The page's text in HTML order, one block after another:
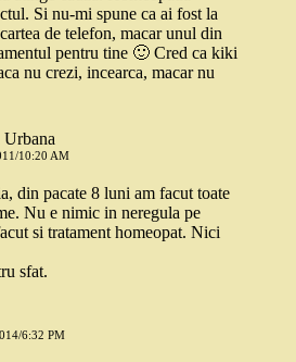
Si nu-mi spune ca ai fost la
de telefon, macar unul din
pentru tine 🙂 Cred ca kiki
nu crezi, incearca, macar nu
Urbana
10:20 AM
din pacate 8 luni am facut toate
Nu e nimic in neregula pe
si tratament homeopat. Nici
sfat.
6:32 PM